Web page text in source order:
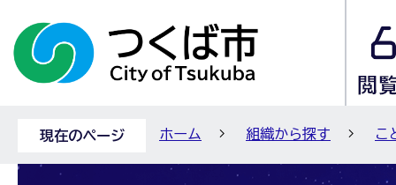
現在のページ ホーム 組織から探す こ